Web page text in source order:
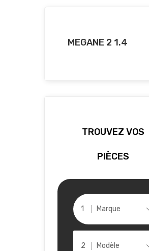
MEGANE 2 1.4
TROUVEZ VOS
PIÈCES
Marque
Modèle